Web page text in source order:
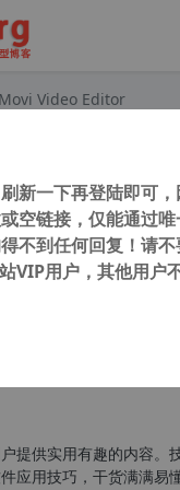
Video Editor
独家汉化 TunesKit
软件
提供实用有趣的内容。
应用技巧，干货满满易
新一下再登陆即可，
空链接，仅能通过
不到任何回复！请
VIP用户，其他用户